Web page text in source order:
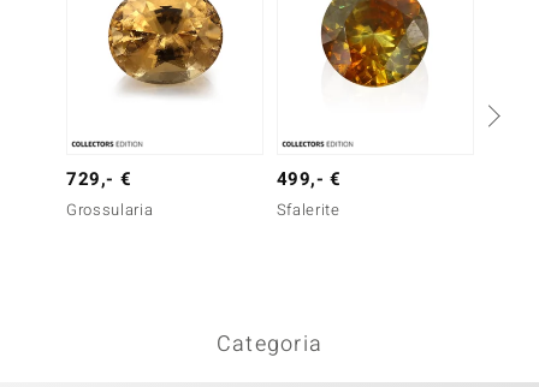
729,- €
Grossularia
499,- €
Sfalerite
Categoria